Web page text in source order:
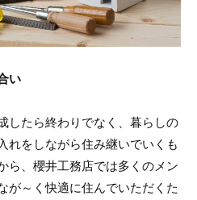
い
したら終わりでなく、暮らしの
れをしながら住み継いでいくも
ら、櫻井工務店では多くのメン
が～く快適に住んでいただくた